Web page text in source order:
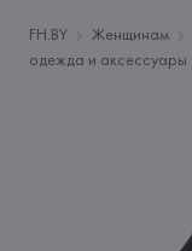
FH.BY Женщинам
одежда и аксессуары